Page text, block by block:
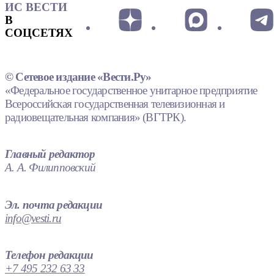
ИС ВЕСТИ
В
СОЦСЕТЯХ
© Сетевое издание «Вести.Ру»
«Федеральное государственное унитарное предприятие
Всероссийская государственная телевизионная и
радиовещательная компания» (ВГТРК).
Главный редактор
А. А. Филипповский
Эл. почта редакции
info@vesti.ru
Телефон редакции
+7 495 232 63 33